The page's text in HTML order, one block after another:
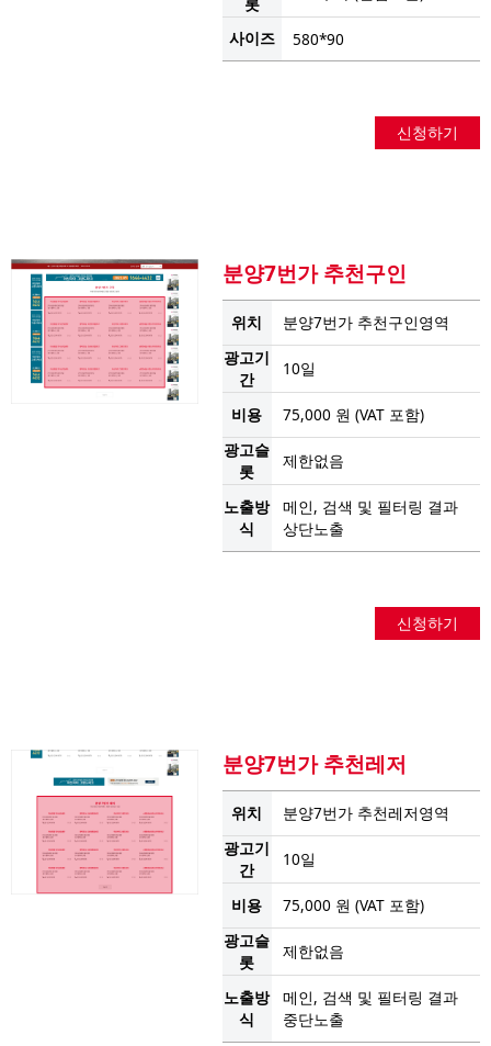
롯
사이즈 580*90
신청하기
분양7번가 추천구인
위치
분양7번가 추천구인영역
광고기
간
10일
비용
75,000 원 (VAT 포함)
광고슬
롯
제한없음
노출방
식
메인, 검색 및 필터링 결과
상단노출
신청하기
분양7번가 추천레저
위치
분양7번가 추천레저영역
광고기
간
10일
비용
75,000 원 (VAT 포함)
광고슬
롯
제한없음
노출방
식
메인, 검색 및 필터링 결과
중단노출